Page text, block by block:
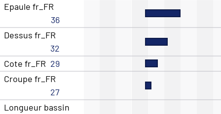
Epaule fr_FR
36
Dessus fr_FR
32
Cote fr_FR 29
Croupe fr_FR
27
Longueur bassin